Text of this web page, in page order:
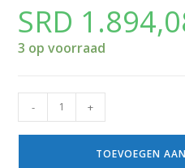
SRD
3 op voorraad
- +
TOEVOEGEN